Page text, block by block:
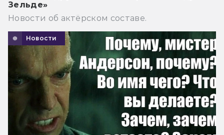
Зельде»
Новости об актёрском составе.
Новости